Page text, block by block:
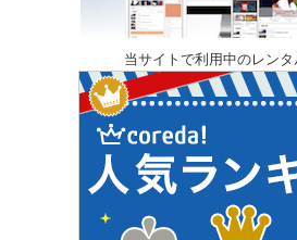
当サイトで利用中のレンタ